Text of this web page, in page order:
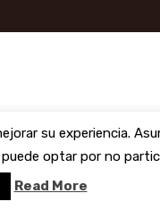
su experiencia.
optar por no
Read More